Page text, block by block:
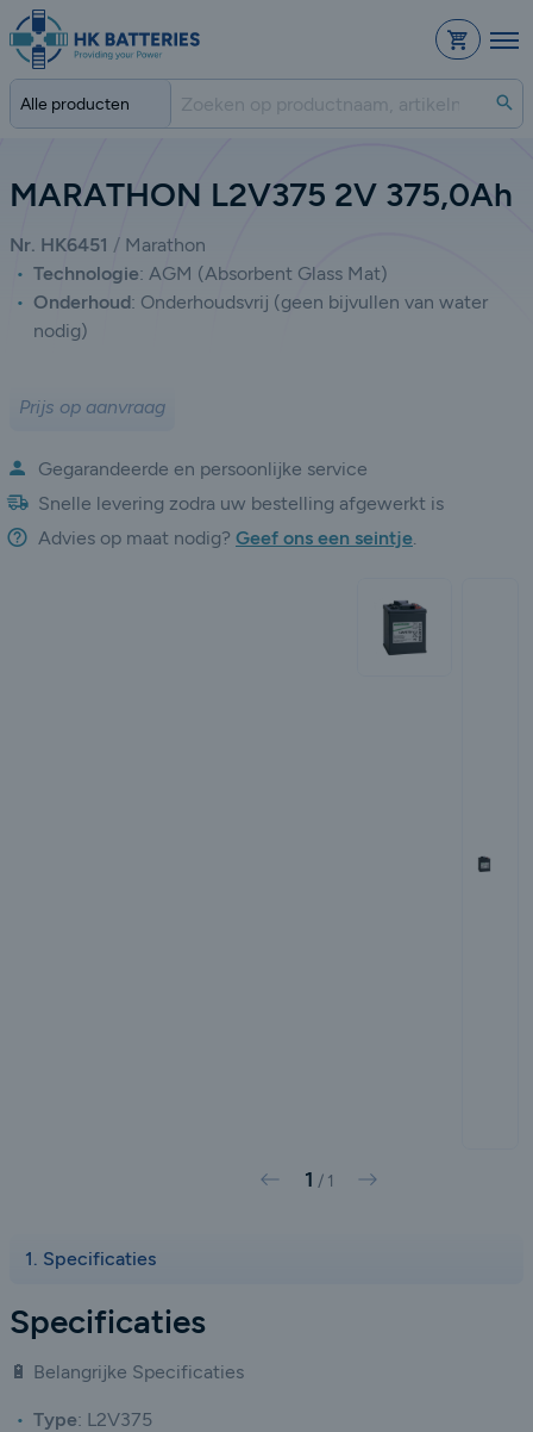
MARATHON L2V375 2V 375,0Ah
Nr. HK6451
Marathon
Technologie: AGM (Absorbent Glass Mat)
Onderhoud: Onderhoudsvrij (geen bijvullen van water
nodig)
Prijs op aanvraag
Gegarandeerde en persoonlijke service
Snelle levering zodra uw bestelling afgewerkt is
Advies op maat nodig? Geef ons een seintje.
Vorige
1 / 1 Volgende
Specificaties
Specificaties
🔋 Belangrijke Specificaties
Type: L2V375